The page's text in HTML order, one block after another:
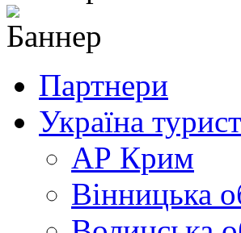
Партнери
Україна
АР Крим
Вінницька